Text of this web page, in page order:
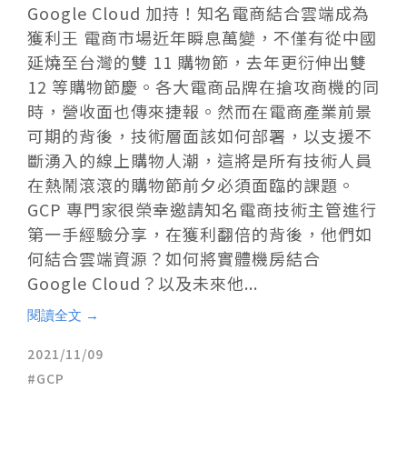
Google Cloud 加持！知名電商結合雲端成為
獲利王 電商市場近年瞬息萬變，不僅有從中國
延燒至台灣的雙 11 購物節，去年更衍伸出雙
12 等購物節慶。各大電商品牌在搶攻商機的同
時，營收面也傳來捷報。然而在電商產業前景
可期的背後，技術層面該如何部署，以支援不
斷湧入的線上購物人潮，這將是所有技術人員
在熱鬧滾滾的購物節前夕必須面臨的課題。
GCP 專門家很榮幸邀請知名電商技術主管進行
第一手經驗分享，在獲利翻倍的背後，他們如
何結合雲端資源？如何將實體機房結合
Google Cloud？以及未來他...
閱讀全文 →
2021/11/09
GCP